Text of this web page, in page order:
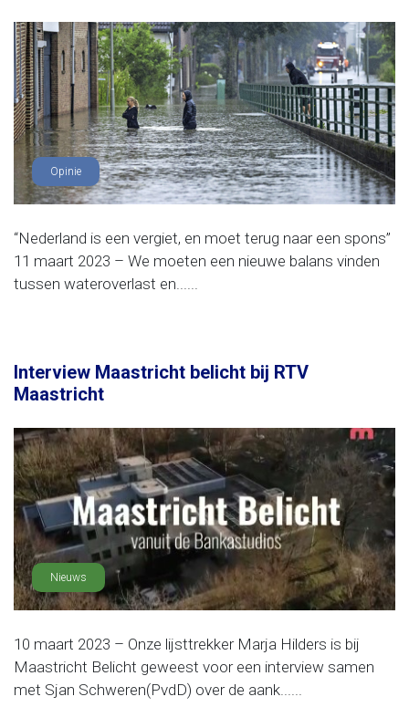
Opinie
“Nederland is een vergiet, en moet terug naar een spons”
11 maart 2023 – We moeten een nieuwe balans vinden
tussen wateroverlast en......
Interview Maastricht belicht bij RTV
Maastricht
Nieuws
10 maart 2023 – Onze lijsttrekker Marja Hilders is bij
Maastricht Belicht geweest voor een interview samen
met Sjan Schweren(PvdD) over de aank......